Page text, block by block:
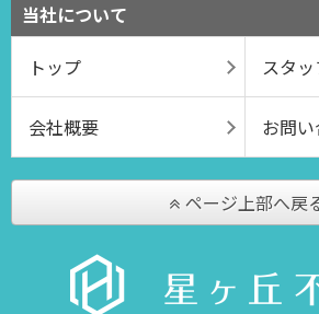
当社について
トップ
スタ
会社概要 お問
ページ上部へ戻